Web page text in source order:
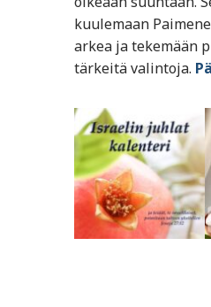
kuulemaan
arkea ja tekemään
tärkeitä valintoja.